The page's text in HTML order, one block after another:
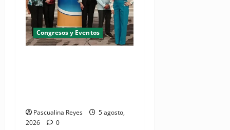
Congresos y Eventos
Pascualina Reyes
5 agosto,
2026
0